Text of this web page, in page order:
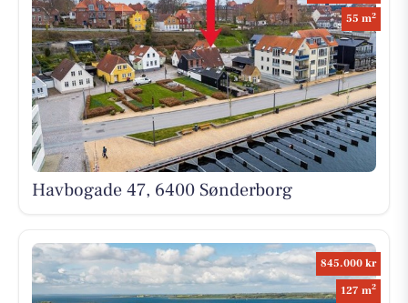
55 m2
Havbogade 47, 6400 Sønderborg
845.000 kr
127 m2